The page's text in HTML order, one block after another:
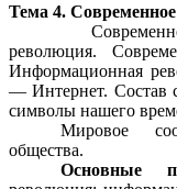
Тема 4.
революция.
Информационная
— Интернет. Состав
символы нашего
Мировое
общества.
Основные